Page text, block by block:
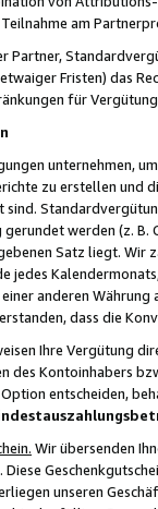
am
Partner,
Fristen) das
für
unternehmen,
zu erstellen und
werden (z.
Satz liegt.
jedes
anderen
dass die
Ihre Vergütung
des Kontoinhabers
entscheiden,
Wir übersenden
unseren